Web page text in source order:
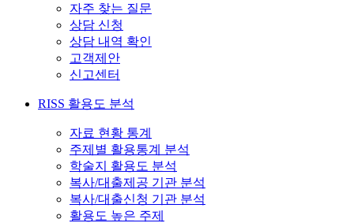
자주 찾는 질문
상담 신청
상담 내역 확인
고객제안
신고센터
RISS 활용도 분석
자료 현황 통계
주제별 활용통계 분석
학술지 활용도 분석
복사/대출제공 기관 분석
복사/대출신청 기관 분석
활용도 높은 주제